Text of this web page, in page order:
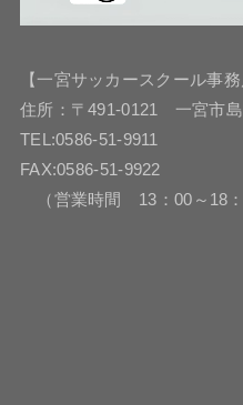
【一宮サッカースクール事務
住所：〒491-0121 一宮市島
TEL:0586-51-9911
FAX:0586-51-9922
（営業時間 13：00～18